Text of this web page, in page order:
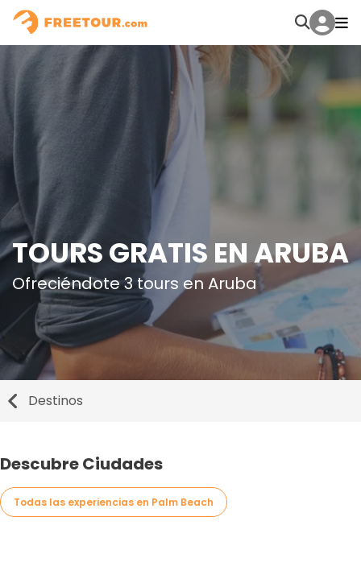
TOURS GRATIS EN ARUBA
Ofreciéndote 3 tours en Aruba
Destinos
Descubre Ciudades
Todas las experiencias en Palm Beach